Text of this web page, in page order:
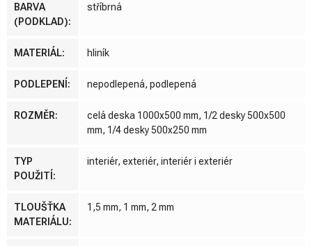
BARVA
(PODKLAD):
stříbrná
MATERIÁL: hliník
PODLEPENÍ: nepodlepená, podlepená
ROZMĚR:
celá deska 1000x500 mm, 1/2 desky 500x500
mm, 1/4 desky 500x250 mm
TYP
POUŽITÍ:
interiér, exteriér, interiér i exteriér
TLOUŠŤKA
MATERIÁLU:
1,5 mm, 1 mm, 2 mm